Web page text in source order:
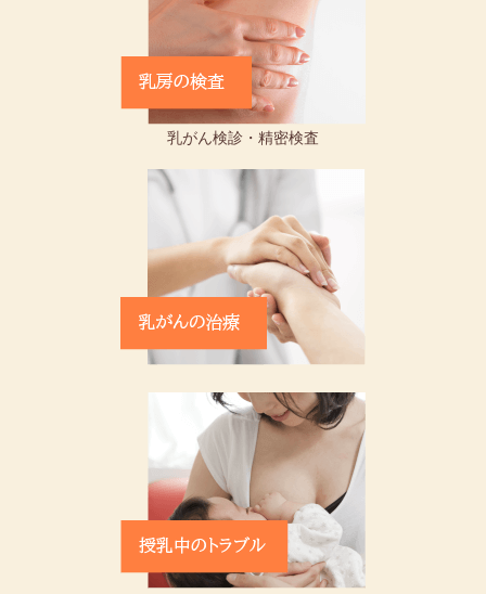
乳がん検診・精密検査